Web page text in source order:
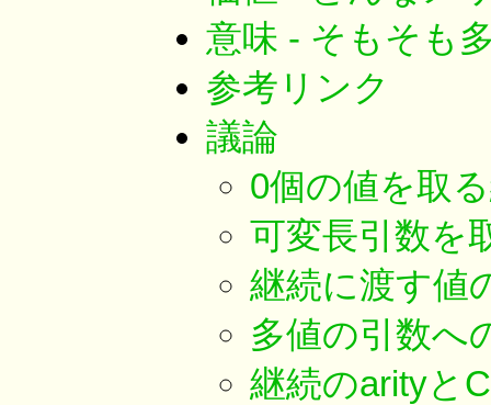
意味 - そもそも
参考リンク
議論
0個の値を取
可変長引数を
継続に渡す値
多値の引数へ
継続のarityと